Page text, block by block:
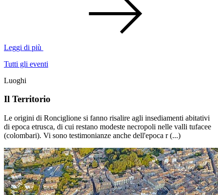
Leggi di più
Tutti gli eventi
Luoghi
Il Territorio
Le origini di Ronciglione si fanno risalire agli insediamenti abitativi
di epoca etrusca, di cui restano modeste necropoli nelle valli tufacee
(colombari). Vi sono testimonianze anche dell'epoca r (...)